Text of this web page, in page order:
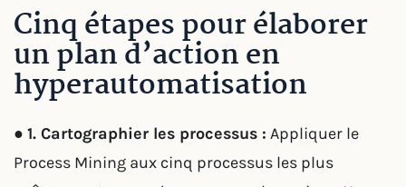
Cinq étapes pour élaborer
un plan d’action en
hyperautomatisation
● 1. Cartographier les processus : Appliquer le
Process Mining aux cinq processus les plus